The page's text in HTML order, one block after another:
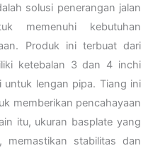
solusi penerangan jalan
memenuhi kebutuhan
Produk ini terbuat dari
ketebalan 3 dan 4 inchi
lengan pipa. Tiang ini
memberikan pencahayaan
itu, ukuran basplate yang
stabilitas dan